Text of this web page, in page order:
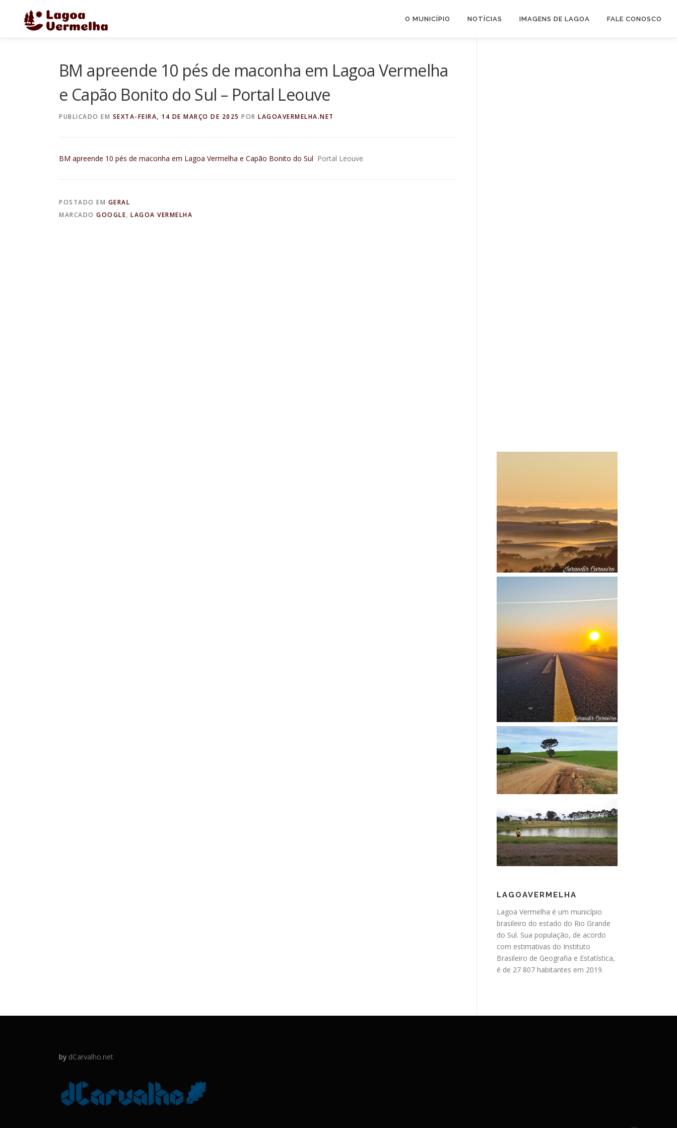
conteúdo
O MUNICÍPIO NOTÍCIAS IMAGENS DE LAGOA FALE CONOSCO
BM apreende 10 pés de maconha em Lagoa Vermelha
e Capão Bonito do Sul – Portal Leouve
PUBLICADO EM SEXTA-FEIRA, 14 DE MARÇO DE 2025 POR LAGOAVERMELHA.NET
BM apreende 10 pés de maconha em Lagoa Vermelha e Capão Bonito do Sul Portal Leouve
POSTADO EM GERAL
MARCADO GOOGLE, LAGOA VERMELHA
LAGOAVERMELHA
Lagoa Vermelha é um município
brasileiro do estado do Rio Grande
do Sul. Sua população, de acordo
com estimativas do Instituto
Brasileiro de Geografia e Estatística,
é de 27 807 habitantes em 2019.
by dCarvalho.net